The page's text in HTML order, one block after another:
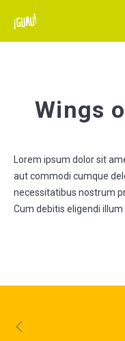
Wings
Lorem ipsum dolor sit
aut commodi cumque
necessitatibus nostrum
Cum debitis eligendi